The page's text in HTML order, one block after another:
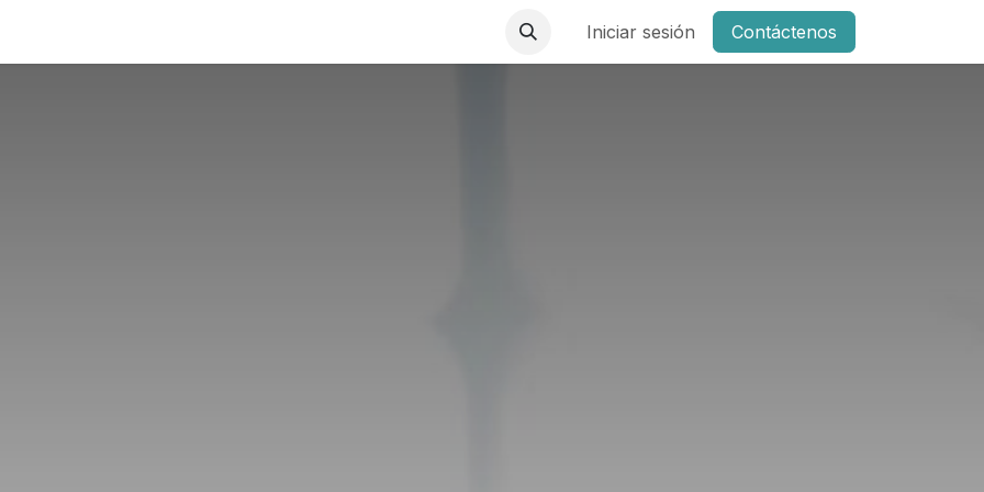
Iniciar sesión Contáctenos